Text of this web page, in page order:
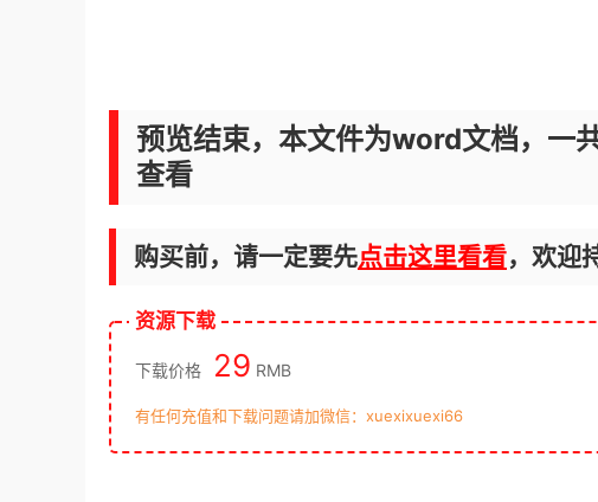
预览结束，本文件为word文档，一
查看
购买前，请一定要先点击这里看看，欢迎
资源下载
下载价格 29 RMB
有任何充值和下载问题请加微信：xuexixuexi66